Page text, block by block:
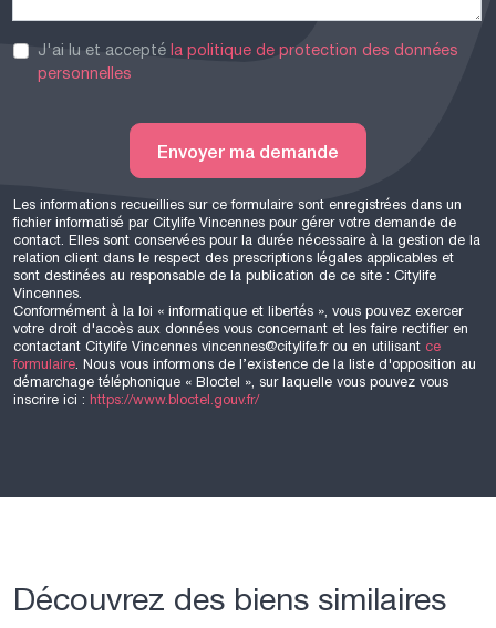
J'ai lu et acceptéla politique de protection des données
personnelles
Envoyer ma demande
Les informations recueillies sur ce formulaire sont enregistrées dans un
fichier informatisé par Citylife Vincennes pour gérer votre demande de
contact. Elles sont conservées pour la durée nécessaire à la gestion de la
relation client dans le respect des prescriptions légales applicables et
sont destinées au responsable de la publication de ce site : Citylife
Vincennes.
Conformément à la loi « informatique et libertés », vous pouvez exercer
votre droit d'accès aux données vous concernant et les faire rectifier en
contactant Citylife Vincennes vincennes@citylife.fr ou en utilisant ce
formulaire. Nous vous informons de l’existence de la liste d'opposition au
démarchage téléphonique « Bloctel », sur laquelle vous pouvez vous
inscrire ici : https://www.bloctel.gouv.fr/
Découvrez des biens similaires